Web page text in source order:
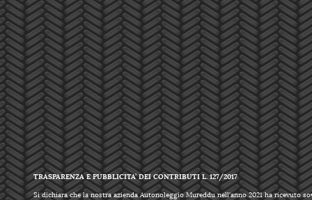
TRASPARENZA E PUBBLICITA’ DEI CONTRIBUTI L. 127/2017
Si dichiara che la nostra azienda Autonoleggio Mureddu nell’anno 2021 ha